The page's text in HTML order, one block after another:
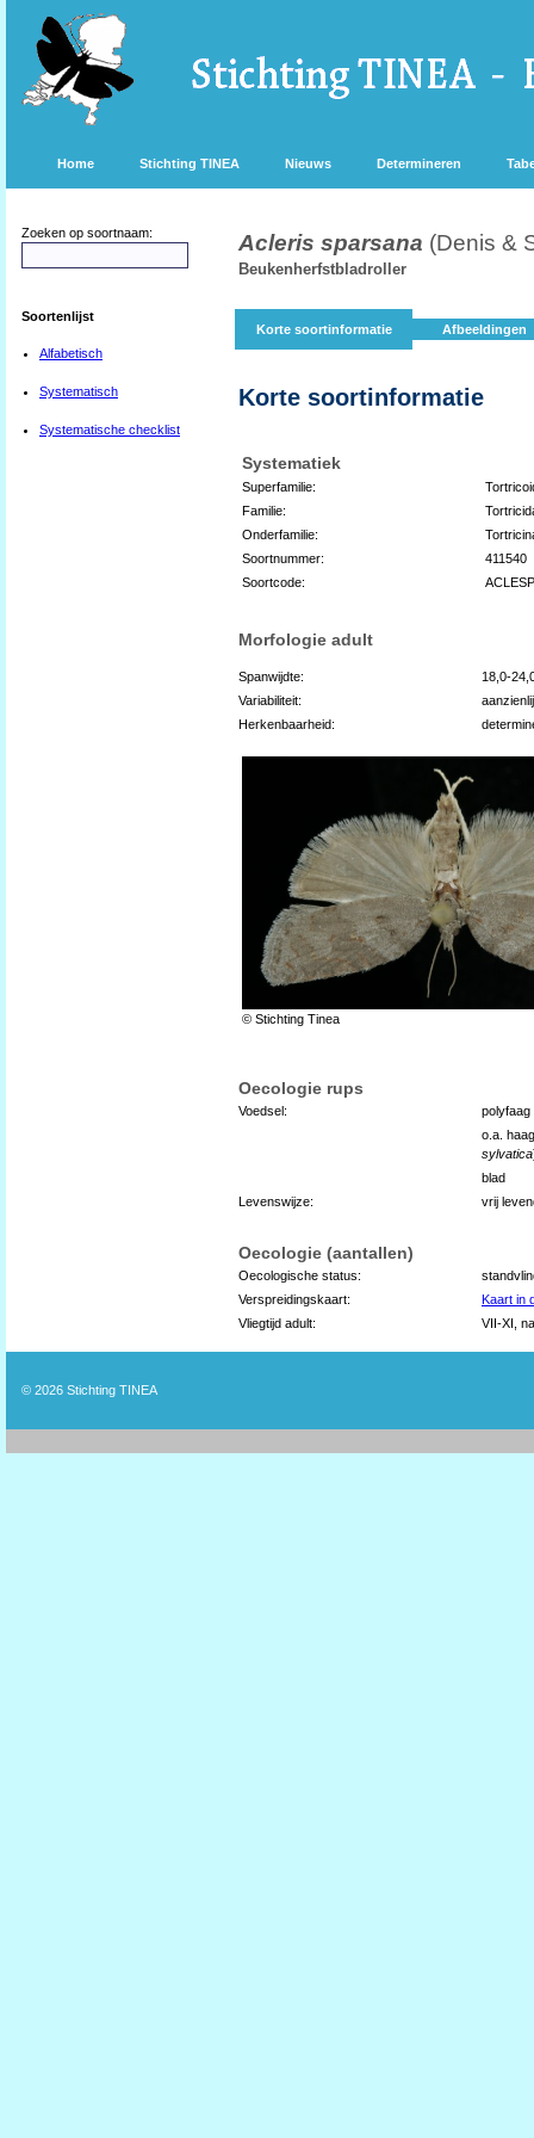
Home Stichting TINEA Nieuws Determineren
Zoeken op soortnaam:
Soortenlijst
Alfabetisch
Systematisch
Systematische checklist
Acleris sparsana (Denis &
Beukenherfstbladroller
Korte soortinformatie Afbeeldingen
Korte soortinformatie
Systematiek
Superfamilie:
Familie:
Onderfamilie:
Soortnummer:
411540
Soortcode:
Morfologie adult
Spanwijdte:
18,0-
Variabiliteit:
Herkenbaarheid:
© Stichting Tinea
Oecologie rups
Voedsel:
polyfaag
o.a.
sylvatica
blad
Levenswijze:
vrij
Oecologie (aantallen)
Oecologische status:
Verspreidingskaart:
Kaart in
Vliegtijd adult:
VII-XI,
© 2026 Stichting TINEA